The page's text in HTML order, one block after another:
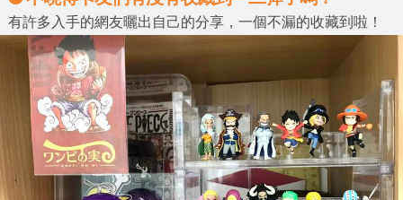
有許多入手的網友曬出自己的分享，一個不漏的收藏到啦！